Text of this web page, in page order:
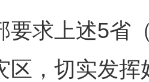
求上述5省（
区，切实发
有效落实 一纸欠